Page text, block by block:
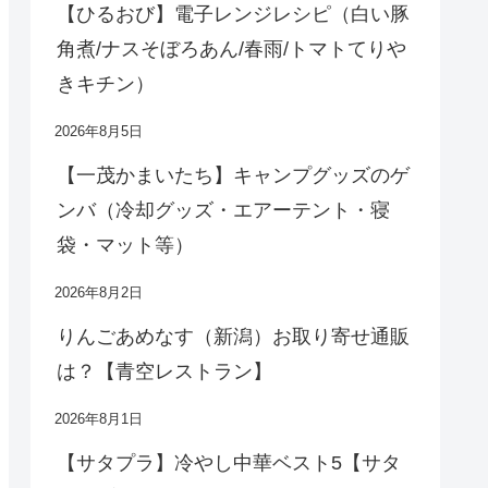
【ひるおび】電子レンジレシピ（白い豚
角煮/ナスそぼろあん/春雨/トマトてりや
きキチン）
2026年8月5日
【一茂かまいたち】キャンプグッズのゲ
ンバ（冷却グッズ・エアーテント・寝
袋・マット等）
2026年8月2日
りんごあめなす（新潟）お取り寄せ通販
は？【青空レストラン】
2026年8月1日
【サタプラ】冷やし中華ベスト5【サタ